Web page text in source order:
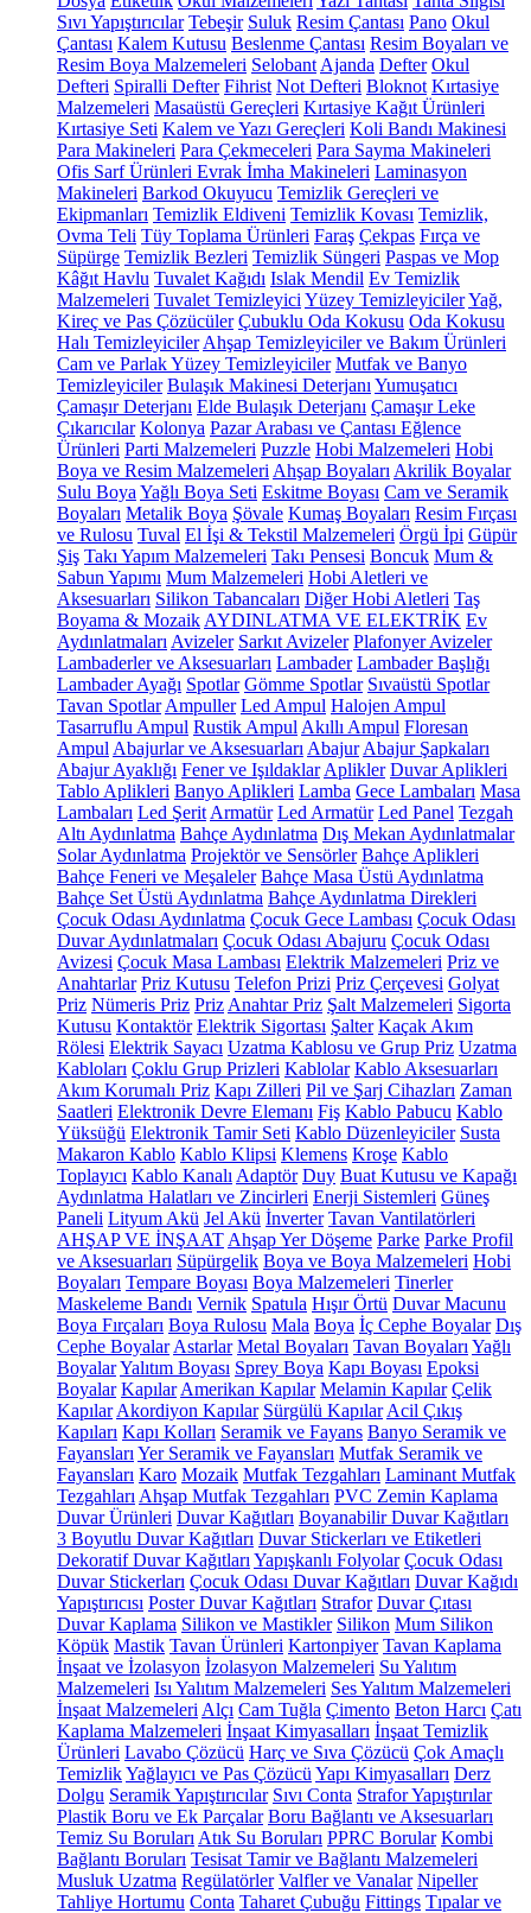
Sıvı Yapıştırıcılar Tebeşir Suluk Resim Çantası Pano Okul
Çantası Kalem Kutusu Beslenme Çantası Resim Boyaları ve
Resim Boya Malzemeleri Selobant Ajanda Defter Okul
Defteri Spiralli Defter Fihrist Not Defteri Bloknot Kırtasiye
Malzemeleri Masaüstü Gereçleri Kırtasiye Kağıt Ürünleri
Kırtasiye Seti Kalem ve Yazı Gereçleri Koli Bandı Makinesi
Para Makineleri Para Çekmeceleri Para Sayma Makineleri
Ofis Sarf Ürünleri Evrak İmha Makineleri Laminasyon
Makineleri Barkod Okuyucu Temizlik Gereçleri ve
Ekipmanları Temizlik Eldiveni Temizlik Kovası Temizlik,
Ovma Teli Tüy Toplama Ürünleri Faraş Çekpas Fırça ve
Süpürge Temizlik Bezleri Temizlik Süngeri Paspas ve Mop
Kâğıt Havlu Tuvalet Kağıdı Islak Mendil Ev Temizlik
Malzemeleri Tuvalet Temizleyici Yüzey TemizleyicilerYağ,
Kireç ve Pas Çözücüler Çubuklu Oda Kokusu Oda Kokusu
Halı Temizleyiciler Ahşap Temizleyiciler ve Bakım Ürünleri
Cam ve Parlak Yüzey Temizleyiciler Mutfak ve Banyo
Temizleyiciler Bulaşık Makinesi Deterjanı Yumuşatıcı
Çamaşır Deterjanı Elde Bulaşık Deterjanı Çamaşır Leke
Çıkarıcılar Kolonya Pazar Arabası ve Çantası Eğlence
Ürünleri Parti Malzemeleri Puzzle Hobi Malzemeleri Hobi
Boya ve Resim Malzemeleri Ahşap Boyaları Akrilik Boyalar
Sulu Boya Yağlı Boya Seti Eskitme Boyası Cam ve Seramik
Boyaları Metalik Boya Şövale Kumaş Boyaları Resim Fırçası
ve Rulosu Tuval El İşi & Tekstil Malzemeleri Örgü İpi Güpür
Şiş Takı Yapım Malzemeleri Takı Pensesi Boncuk Mum &
Sabun Yapımı Mum Malzemeleri Hobi Aletleri ve
Aksesuarları Silikon Tabancaları Diğer Hobi Aletleri Taş
Boyama & Mozaik AYDINLATMA VE ELEKTRİK Ev
Aydınlatmaları Avizeler Sarkıt Avizeler Plafonyer Avizeler
Lambaderler ve Aksesuarları Lambader Lambader Başlığı
Lambader Ayağı Spotlar Gömme Spotlar Sıvaüstü Spotlar
Tavan Spotlar Ampuller Led Ampul Halojen Ampul
Tasarruflu Ampul Rustik Ampul Akıllı Ampul Floresan
Ampul Abajurlar ve Aksesuarları Abajur Abajur Şapkaları
Abajur Ayaklığı Fener ve Işıldaklar Aplikler Duvar Aplikleri
Tablo Aplikleri Banyo Aplikleri Lamba Gece Lambaları Masa
Lambaları Led Şerit Armatür Led Armatür Led Panel Tezgah
Altı Aydınlatma Bahçe Aydınlatma Dış Mekan Aydınlatmalar
Solar Aydınlatma Projektör ve Sensörler Bahçe Aplikleri
Bahçe Feneri ve Meşaleler Bahçe Masa Üstü Aydınlatma
Bahçe Set Üstü Aydınlatma Bahçe Aydınlatma Direkleri
Çocuk Odası Aydınlatma Çocuk Gece Lambası Çocuk Odası
Duvar Aydınlatmaları Çocuk Odası Abajuru Çocuk Odası
Avizesi Çocuk Masa Lambası Elektrik Malzemeleri Priz ve
Anahtarlar Priz Kutusu Telefon Prizi Priz Çerçevesi Golyat
Priz Nümeris Priz Priz Anahtar Priz Şalt Malzemeleri Sigorta
Kutusu Kontaktör Elektrik Sigortası Şalter Kaçak Akım
Rölesi Elektrik Sayacı Uzatma Kablosu ve Grup Priz Uzatma
Kabloları Çoklu Grup Prizleri Kablolar Kablo Aksesuarları
Akım Korumalı Priz Kapı Zilleri Pil ve Şarj Cihazları Zaman
Saatleri Elektronik Devre Elemanı Fiş Kablo Pabucu Kablo
Yüksüğü Elektronik Tamir Seti Kablo Düzenleyiciler Susta
Makaron Kablo Kablo Klipsi Klemens Kroşe Kablo
Toplayıcı Kablo Kanalı Adaptör Duy Buat Kutusu ve Kapağı
Aydınlatma Halatları ve Zincirleri Enerji Sistemleri Güneş
Paneli Lityum Akü Jel Akü İnverter Tavan Vantilatörleri
AHŞAP VE İNŞAAT Ahşap Yer Döşeme Parke Parke Profil
ve Aksesuarları Süpürgelik Boya ve Boya Malzemeleri Hobi
Boyaları Tempare Boyası Boya Malzemeleri Tinerler
Maskeleme Bandı Vernik Spatula Hışır Örtü Duvar Macunu
Boya Fırçaları Boya Rulosu Mala Boya İç Cephe Boyalar Dış
Cephe Boyalar Astarlar Metal Boyaları Tavan Boyaları Yağlı
BoyalarYalıtım Boyası Sprey Boya Kapı Boyası Epoksi
Boyalar Kapılar Amerikan Kapılar Melamin Kapılar Çelik
Kapılar Akordiyon Kapılar Sürgülü Kapılar Acil Çıkış
Kapıları Kapı Kolları Seramik ve Fayans Banyo Seramik ve
Fayansları Yer Seramik ve Fayansları Mutfak Seramik ve
Fayansları Karo Mozaik Mutfak Tezgahları Laminant Mutfak
Tezgahları Ahşap Mutfak Tezgahları PVC Zemin Kaplama
Duvar Ürünleri Duvar Kağıtları Boyanabilir Duvar Kağıtları
3 Boyutlu Duvar Kağıtları Duvar Stickerları ve Etiketleri
Dekoratif Duvar Kağıtları Yapışkanlı Folyolar Çocuk Odası
Duvar Stickerları Çocuk Odası Duvar Kağıtları Duvar Kağıdı
Yapıştırıcısı Poster Duvar Kağıtları Strafor Duvar Çıtası
Duvar Kaplama Silikon ve Mastikler Silikon Mum Silikon
Köpük Mastik Tavan Ürünleri Kartonpiyer Tavan Kaplama
İnşaat ve İzolasyon İzolasyon Malzemeleri Su Yalıtım
Malzemeleri Isı Yalıtım Malzemeleri Ses Yalıtım Malzemeleri
İnşaat Malzemeleri Alçı Cam Tuğla Çimento Beton Harcı Çatı
Kaplama Malzemeleri İnşaat Kimyasalları İnşaat Temizlik
Ürünleri Lavabo Çözücü Harç ve Sıva Çözücü Çok Amaçlı
TemizlikYağlayıcı ve Pas Çözücü Yapı Kimyasalları Derz
Dolgu Seramik Yapıştırıcılar Sıvı Conta Strafor Yapıştırılar
Plastik Boru ve Ek Parçalar Boru Bağlantı ve Aksesuarları
Temiz Su Boruları Atık Su Boruları PPRC Borular Kombi
Bağlantı Boruları Tesisat Tamir ve Bağlantı Malzemeleri
Musluk Uzatma Regülatörler Valfler ve Vanalar Nipeller
Tahliye Hortumu Conta Taharet Çubuğu Fittings Tıpalar ve